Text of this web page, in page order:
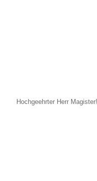
Hochgeehrter Herr Magister!